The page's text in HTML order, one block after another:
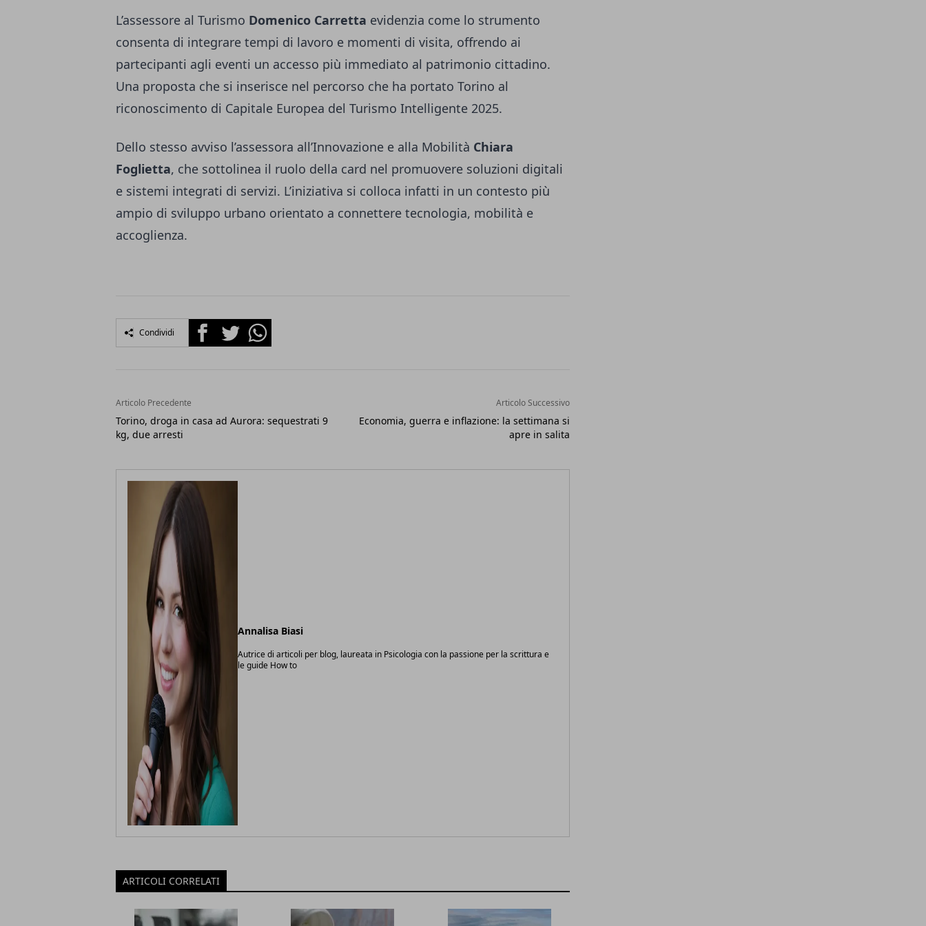
L’assessore al Turismo Domenico Carretta evidenzia come lo strumento
consenta di integrare tempi di lavoro e momenti di visita, offrendo ai
partecipanti agli eventi un accesso più immediato al patrimonio cittadino.
Una proposta che si inserisce nel percorso che ha portato Torino al
riconoscimento di Capitale Europea del Turismo Intelligente 2025.
Dello stesso avviso l’assessora all’Innovazione e alla Mobilità Chiara
Foglietta, che sottolinea il ruolo della card nel promuovere soluzioni digitali
e sistemi integrati di servizi. L’iniziativa si colloca infatti in un contesto più
ampio di sviluppo urbano orientato a connettere tecnologia, mobilità e
accoglienza.
Condividi FacebookTwitterWhatsapp
Articolo Precedente
Torino, droga in casa ad Aurora: sequestrati 9
kg, due arresti
Articolo Successivo
Economia, guerra e inflazione: la settimana si
apre in salita
Annalisa Biasi
Autrice di articoli per blog, laureata in Psicologia con la passione per la scrittura e
le guide How to
ARTICOLI CORRELATI